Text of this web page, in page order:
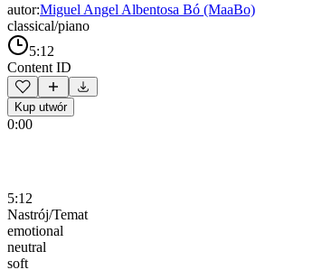
autor:Miguel Angel Albentosa Bó (MaaBo)
classical/piano
5:12
Content ID
Kup utwór
0:00
5:12
Nastrój/Temat
emotional
neutral
soft